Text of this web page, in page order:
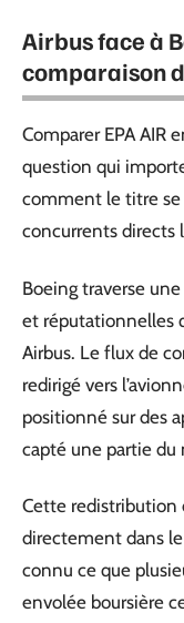
Airbus face à
comparaison
Comparer EPA AIR
question qui
comment le titre se
concurrents directs
Boeing traverse
et réputationnelles
Airbus. Le flux de
redirigé vers
positionné sur des
capté une partie du
Cette redistribution
directement dans
connu ce que
envolée boursière